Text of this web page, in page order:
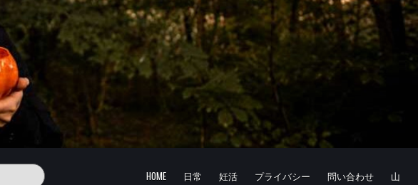
HOME 日常 妊活 プライバシー 問い合わせ 山